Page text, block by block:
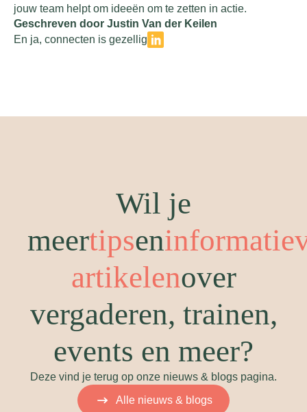
jouw team helpt om ideeën om te zetten in actie.
Geschreven door Justin Van der Keilen
En ja, connecten is gezellig
Wil je
meertipsen
artikelenover
vergaderen, trainen,
events en meer?
Deze vind je terug op onze nieuws & blogs pagina.
Alle nieuws & blogs